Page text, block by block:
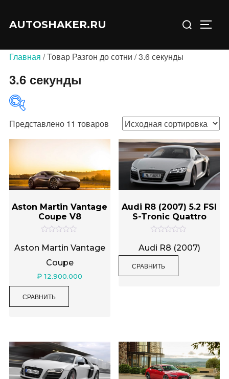
AUTOSHAKER.RU
Главная / Товар Разгон до сотни / 3.6 секунды
3.6 секунды
В продаже(0)
Категории товаров
Метки товаров
Представлено 11 товаров
Aston Martin Vantage
Coupe V8
ц
е
а
0
и
5
Aston Martin Vantage
Coupe
₽ 12.900.000
СРАВНИТЬ
Audi R8 (2007) 5.2 FSI
S-Tronic Quattro
ц
е
к
Audi R8 (2007)
СРАВНИТЬ